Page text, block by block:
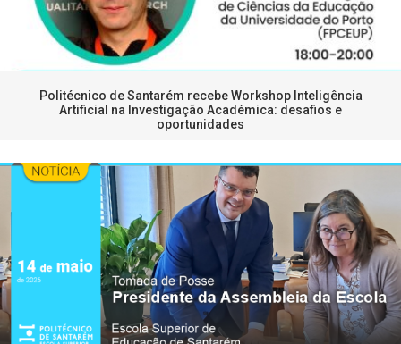
Politécnico de Santarém recebe Workshop Inteligência
Artificial na Investigação Académica: desafios e
oportunidades